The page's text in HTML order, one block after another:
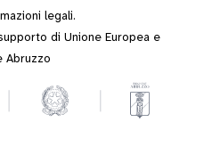
legali.
di Unione Europea e
Abruzzo